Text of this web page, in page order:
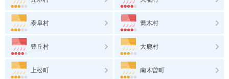
泰阜村 喬木村
豊丘村 大鹿村
上松町 南木曽町